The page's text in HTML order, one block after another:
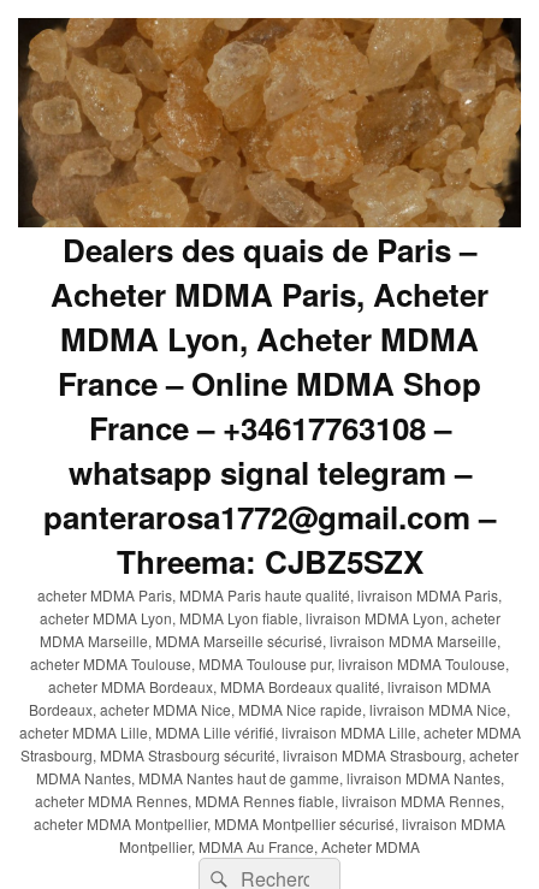
Dealers des quais de Paris –
Acheter MDMA Paris, Acheter
MDMA Lyon, Acheter MDMA
France – Online MDMA Shop
France – +34617763108 –
whatsapp signal telegram –
panterarosa1772@gmail.com –
Threema: CJBZ5SZX
acheter MDMA Paris, MDMA Paris haute qualité, livraison MDMA Paris,
acheter MDMA Lyon, MDMA Lyon fiable, livraison MDMA Lyon, acheter
MDMA Marseille, MDMA Marseille sécurisé, livraison MDMA Marseille,
acheter MDMA Toulouse, MDMA Toulouse pur, livraison MDMA Toulouse,
acheter MDMA Bordeaux, MDMA Bordeaux qualité, livraison MDMA
Bordeaux, acheter MDMA Nice, MDMA Nice rapide, livraison MDMA Nice,
acheter MDMA Lille, MDMA Lille vérifié, livraison MDMA Lille, acheter MDMA
Strasbourg, MDMA Strasbourg sécurité, livraison MDMA Strasbourg, acheter
MDMA Nantes, MDMA Nantes haut de gamme, livraison MDMA Nantes,
acheter MDMA Rennes, MDMA Rennes fiable, livraison MDMA Rennes,
acheter MDMA Montpellier, MDMA Montpellier sécurisé, livraison MDMA
Montpellier, MDMA Au France, Acheter MDMA
Recherche :
Rechercher